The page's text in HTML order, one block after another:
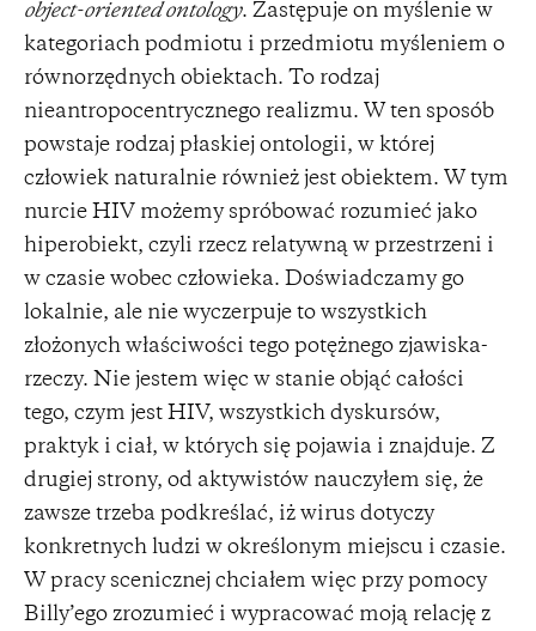
object-oriented ontology. Zastępuje on myślenie w
kategoriach podmiotu i przedmiotu myśleniem o
równorzędnych obiektach. To rodzaj
nieantropocentrycznego realizmu. W ten sposób
powstaje rodzaj płaskiej ontologii, w której
człowiek naturalnie również jest obiektem. W tym
nurcie HIV możemy spróbować rozumieć jako
hiperobiekt, czyli rzecz relatywną w przestrzeni i
w czasie wobec człowieka. Doświadczamy go
lokalnie, ale nie wyczerpuje to wszystkich
złożonych właściwości tego potężnego zjawiska-
rzeczy. Nie jestem więc w stanie objąć całości
tego, czym jest HIV, wszystkich dyskursów,
praktyk i ciał, w których się pojawia i znajduje. Z
drugiej strony, od aktywistów nauczyłem się, że
zawsze trzeba podkreślać, iż wirus dotyczy
konkretnych ludzi w określonym miejscu i czasie.
W pracy scenicznej chciałem więc przy pomocy
Billy’ego zrozumieć i wypracować moją relację z